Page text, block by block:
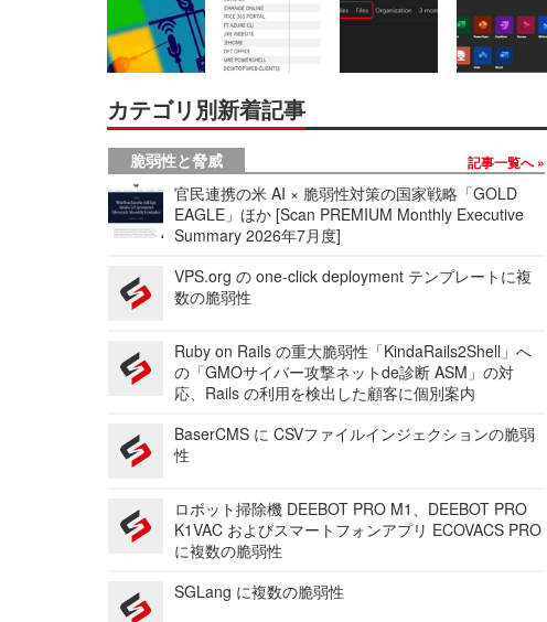
カテゴリ別新着記事
脆弱性と脅威 記事一覧へ
官民連携の米 AI × 脆弱性対策の国家戦略「GOLD
EAGLE」ほか [Scan PREMIUM Monthly Executive
Summary 2026年7月度]
VPS.org の one-click deployment テンプレートに複
数の脆弱性
Ruby on Rails の重大脆弱性「KindaRails2Shell」へ
の「GMOサイバー攻撃ネットde診断 ASM」の対
応、Rails の利用を検出した顧客に個別案内
BaserCMS に CSVファイルインジェクションの脆弱
性
ロボット掃除機 DEEBOT PRO M1、DEEBOT PRO
K1VAC およびスマートフォンアプリ ECOVACS PRO
に複数の脆弱性
SGLang に複数の脆弱性